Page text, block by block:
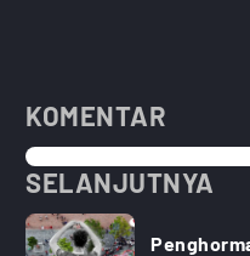
KOMENTAR
SELANJUTNYA